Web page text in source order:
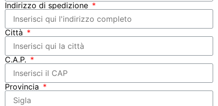
Indirizzo di spedizione
Città
C.A.P.
Provincia